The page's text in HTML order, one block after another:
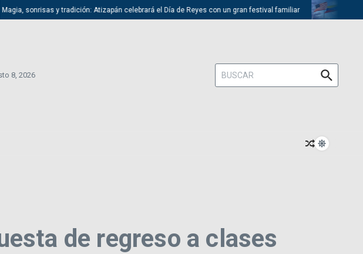
y tradición: Atizapán celebrará el Día de Reyes con un gran festival familiar Trump
8, 2026
Buscar:
de regreso a clases